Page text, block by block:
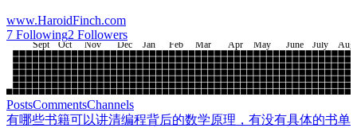
www.HaroidFinch.com
7 Following2 Followers
Sept Oct Nov Dec Jan Feb Mar Apr May June July Aug
PostsCommentsChannels
有哪些书籍可以讲清编程背后的数学原理，有没有具体的书单